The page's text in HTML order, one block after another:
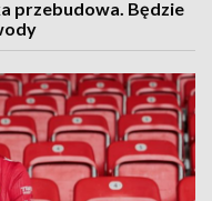
przebudowa. Będzie